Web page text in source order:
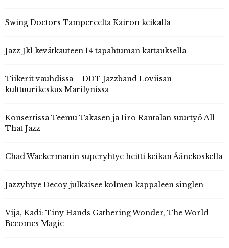
Swing Doctors Tampereelta Kairon keikalla
Jazz Jkl kevätkauteen 14 tapahtuman kattauksella
Tiikerit vauhdissa – DDT Jazzband Loviisan
kulttuurikeskus Marilynissa
Konsertissa Teemu Takasen ja Iiro Rantalan suurtyö All
That Jazz
Chad Wackermanin superyhtye heitti keikan Äänekoskella
Jazzyhtye Decoy julkaisee kolmen kappaleen singlen
Vija, Kadi: Tiny Hands Gathering Wonder, The World
Becomes Magic